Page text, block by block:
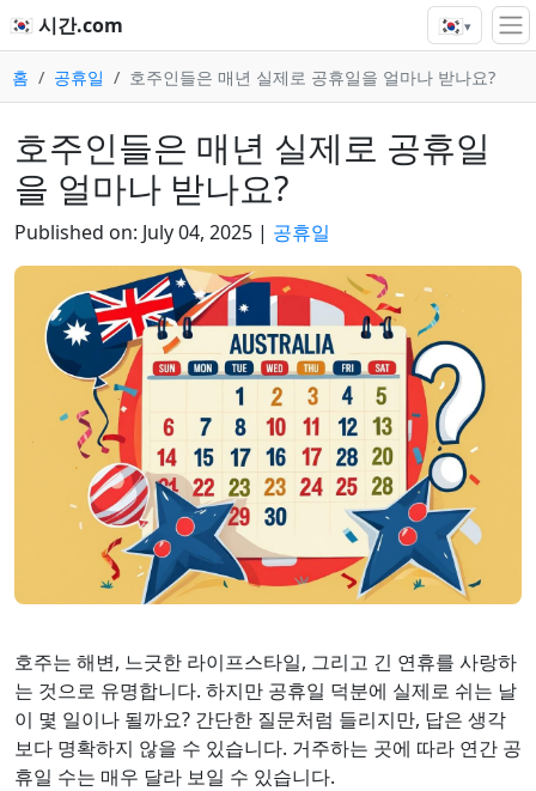
🇰🇷 시간.com 🇰🇷▾
홈 공휴일 호주인들은 매년 실제로 공휴일을 얼마나 받나요?
호주인들은 매년 실제로 공휴일
을 얼마나 받나요?
Published on: July 04, 2025 | 공휴일
호주는 해변, 느긋한 라이프스타일, 그리고 긴 연휴를 사랑하
는 것으로 유명합니다. 하지만 공휴일 덕분에 실제로 쉬는 날
이 몇 일이나 될까요? 간단한 질문처럼 들리지만, 답은 생각
보다 명확하지 않을 수 있습니다. 거주하는 곳에 따라 연간 공
휴일 수는 매우 달라 보일 수 있습니다.